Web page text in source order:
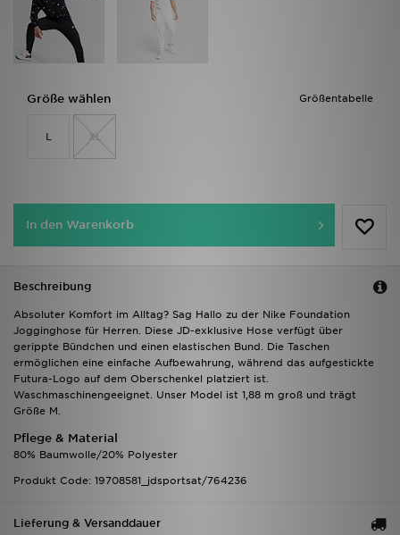
Größentabelle
Größe wählen
L XL
In den Warenkorb
Beschreibung
Absoluter Komfort im Alltag? Sag Hallo zu der Nike Foundation
Jogginghose für Herren. Diese JD-exklusive Hose verfügt über
gerippte Bündchen und einen elastischen Bund. Die Taschen
ermöglichen eine einfache Aufbewahrung, während das aufgestickte
Futura-Logo auf dem Oberschenkel platziert ist.
Waschmaschinengeeignet. Unser Model ist 1,88 m groß und trägt
Größe M.
Pflege & Material
80% Baumwolle/20% Polyester
Produkt Code: 19708581_jdsportsat/764236
Lieferung & Versanddauer
Trending Styles